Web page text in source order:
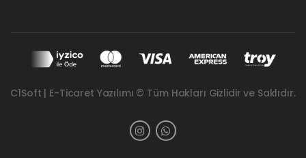
C1Soft | E-Ticaret Yazılımı © Tüm Hakları Gizlidir ve Saklıdır.